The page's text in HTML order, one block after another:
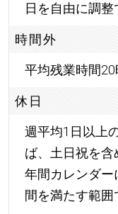
日を自由に調整
時間外
平均残業時間20
休日
週平均1日以上
ば、土日祝を含
年間カレンダ
間を満たす範囲